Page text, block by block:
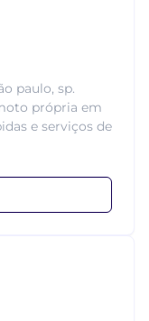
paulo, sp.
própria em
e serviços de